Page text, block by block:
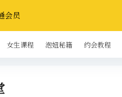
会员
女生课程 泡妞秘籍 约会教程